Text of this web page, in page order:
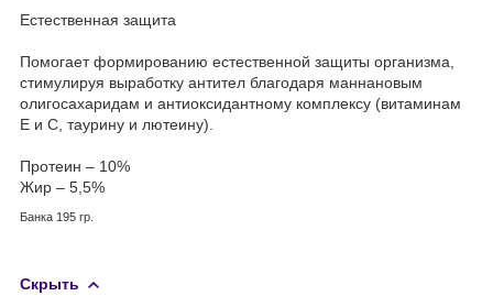
Естественная защита
Помогает формированию естественной защиты организма,
стимулируя выработку антител благодаря маннановым
олигосахаридам и антиоксидантному комплексу (витаминам
E и C, таурину и лютеину).
Протеин – 10%
Жир – 5,5%
Банка 195 гр.
Скрыть